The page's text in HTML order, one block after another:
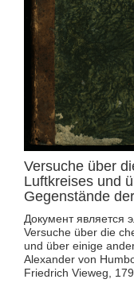
Versuche über
Luftkreises und
Gegenstände
Документ является
Versuche über die
und über einige
Alexander von
Friedrich Vieweg,